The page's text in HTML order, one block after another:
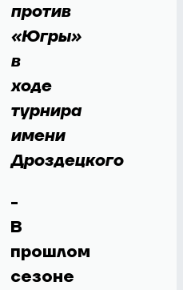
против
«Югры»
в
ходе
турнира
имени
Дроздецкого
-
В
прошлом
сезоне